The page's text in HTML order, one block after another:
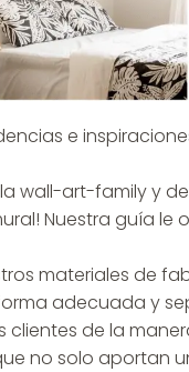
e
wall-art-family y
Nuestra guía
materiales de
adecuada y
de la
no solo aportan